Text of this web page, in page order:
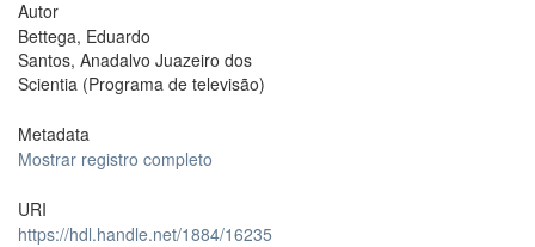
Autor
Bettega, Eduardo
Santos, Anadalvo Juazeiro dos
Scientia (Programa de televisão)
Metadata
Mostrar registro completo
URI
https://hdl.handle.net/1884/16235